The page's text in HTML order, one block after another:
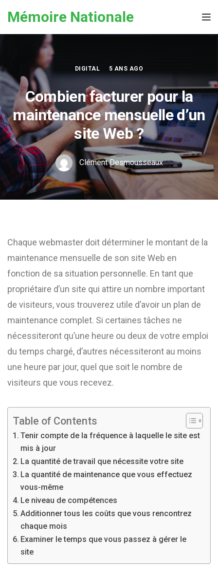
Mémoire Nationale
DIGITAL 5 ANS AGO
Combien facturer pour la
maintenance mensuelle d’un
site Web ?
Clément Desmousseaux
Chaque webmaster doit déterminer le montant de la
maintenance mensuelle de son site Web en
fonction de sa situation personnelle. En tant que
propriétaire d’un site qui attire un nombre important
de visiteurs, vous trouverez utile d’avoir un plan de
maintenance complet. Si certaines tâches ne
nécessiteront qu’une heure ou deux de votre emploi
du temps chargé, d’autres nécessiteront au moins
une heure par jour, quel que soit le nombre de
visiteurs que vous recevez.
Table of Contents
Tenir compte de la fréquence à laquelle le site est
mis à jour
La quantité de travail que nécessite votre site
La quantité de maintenance que vous effectuez
vous-même
Le niveau de compétences
Additionner tous les coûts que vous rencontrez
chaque mois
Examiner le temps que vous passez à gérer le
site